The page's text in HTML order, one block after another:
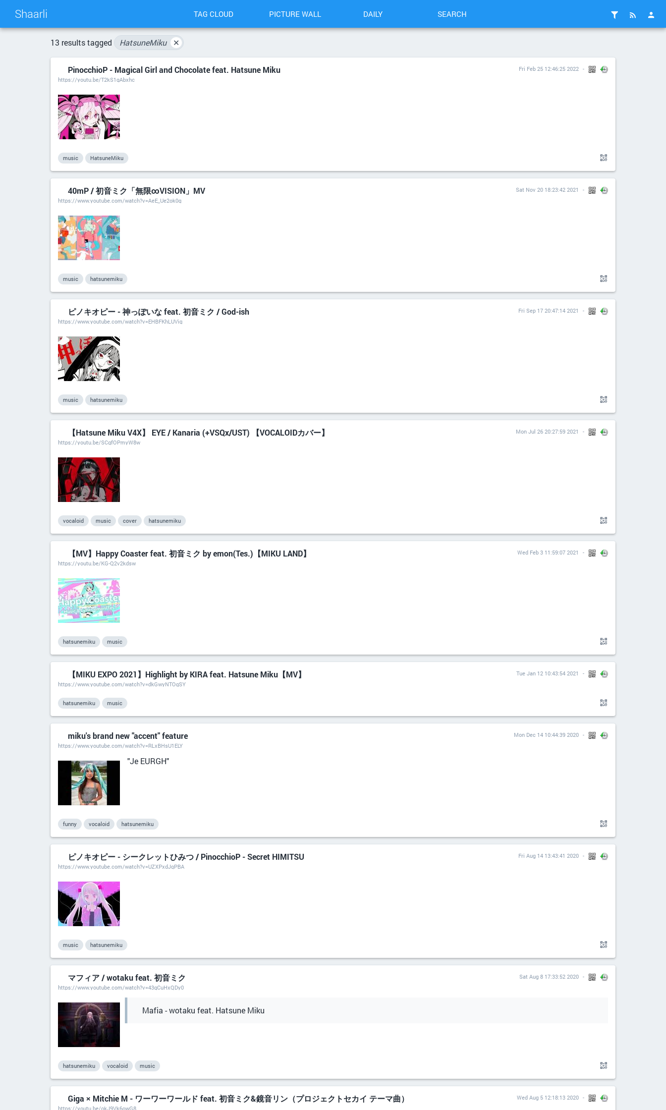
Shaarli TAG CLOUD PICTURE WALL DAILY SEARCH
13 results tagged HatsuneMiku ✕
PinocchioP - Magical Girl and Chocolate feat. Hatsune Miku
https://youtu.be/T2kS1gAbxhc
Fri Feb 25 12:46:25 2022
music HatsuneMiku
40mP / 初音ミク「無限∞VISION」MV
https://www.youtube.com/watch?v=AeE_Ue2ok0g
Sat Nov 20 18:23:42 2021
music hatsunemiku
ピノキオピー - 神っぽいな feat. 初音ミク / God-ish
https://www.youtube.com/watch?v=EHBFKhLUVig
Fri Sep 17 20:47:14 2021
music hatsunemiku
【Hatsune Miku V4X】 EYE / Kanaria (+VSQx/UST) 【VOCALOIDカバー】
https://youtu.be/SCgfOPmyW8w
Mon Jul 26 20:27:59 2021
vocaloid music cover hatsunemiku
【MV】Happy Coaster feat. 初音ミク by emon(Tes.)【MIKU LAND】
https://youtu.be/KG-Q2v2kdsw
Wed Feb 3 11:59:07 2021
hatsunemiku music
【MIKU EXPO 2021】Highlight by KIRA feat. Hatsune Miku【MV】
https://www.youtube.com/watch?v=dkGwyNTOgSY
Tue Jan 12 10:43:54 2021
hatsunemiku music
miku's brand new "accent" feature
https://www.youtube.com/watch?v=RLxBHsU1ELY
Mon Dec 14 10:44:39 2020
"Je EURGH"
funny vocaloid hatsunemiku
ピノキオピー - シークレットひみつ / PinocchioP - Secret HIMITSU
https://www.youtube.com/watch?v=UZXPxdJqPBA
Fri Aug 14 13:43:41 2020
music hatsunemiku
マフィア / wotaku feat. 初音ミク
https://www.youtube.com/watch?v=43gCuHxQDy0
Sat Aug 8 17:33:52 2020
Mafia - wotaku feat. Hatsune Miku
hatsunemiku vocaloid music
Giga × Mitchie M - ワーワーワールド feat. 初音ミク&鏡音リン（プロジェクトセカイ テーマ曲）
https://youtu.be/okJ9Vk6owG8
Wed Aug 5 12:18:13 2020